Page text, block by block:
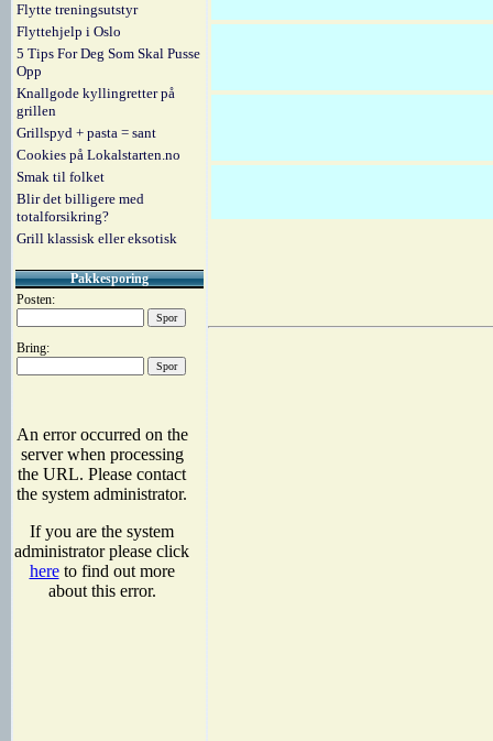
Flytte treningsutstyr
Flyttehjelp i Oslo
5 Tips For Deg Som Skal Pusse
Opp
Knallgode kyllingretter på
grillen
Grillspyd + pasta = sant
Cookies på Lokalstarten.no
Smak til folket
Blir det billigere med
totalforsikring?
Grill klassisk eller eksotisk
Pakkesporing
Posten:
Bring: